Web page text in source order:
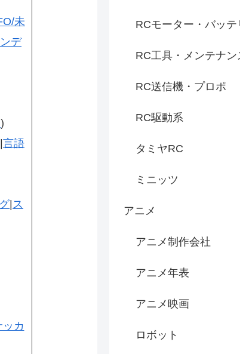
未
デ
)
|言語
| ス
カ
RCモーター・バッテ
RC工具・メンテナン
RC送信機・プロポ
RC駆動系
タミヤRC
ミニッツ
アニメ
アニメ制作会社
アニメ年表
アニメ映画
ロボット